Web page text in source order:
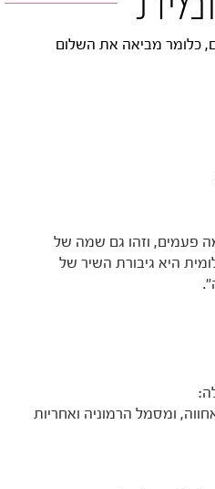
כלומר מביאה את השלום
פעמים, וזהו גם שמה של
היא גיבורת השיר של
ומסמל הרמוניה ואחריות